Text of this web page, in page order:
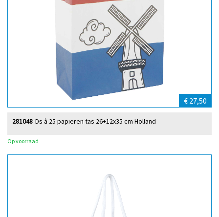
€ 27,50
Ds à 25 papieren tas 26+12x35 cm Holland
281048
Op voorraad